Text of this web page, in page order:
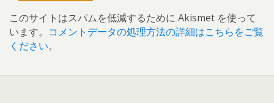
このサイトはスパムを低減するために Akismet を使って
います。 コメントデータの処理方法の詳細はこちらをご覧
ください。